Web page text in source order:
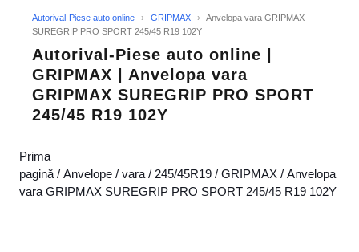
Autorival-Piese auto online › GRIPMAX ›
Anvelopa vara GRIPMAX
SUREGRIP PRO SPORT 245/45 R19 102Y
Autorival-Piese auto online |
GRIPMAX | Anvelopa vara
GRIPMAX SUREGRIP PRO SPORT
245/45 R19 102Y
Prima
pagină / Anvelope / vara / 245/45R19 / GRIPMAX / Anvelopa
vara GRIPMAX SUREGRIP PRO SPORT 245/45 R19 102Y